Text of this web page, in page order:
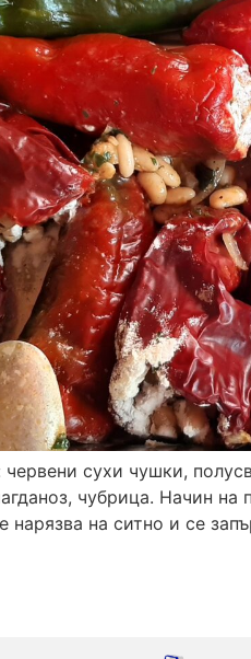
сухи чушки,
чубрица. Начин на
нарязва на ситно и се